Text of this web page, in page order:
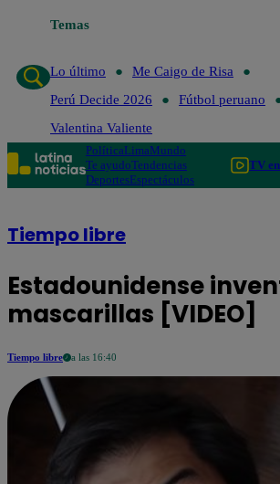
Temas
Lo último
Me Caigo de Risa
Perú Decide 2026
Fútbol peruano
Valentina Valiente
PolíticaLimaMundo
Te ayudoTendencias
DeportesEspectáculos
TV
Tiempo libre
Estadounidense
mascarillas [VIDEO]
Tiempo libre a las 16:40